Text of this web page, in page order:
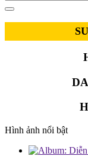
Hình ảnh nổi bật